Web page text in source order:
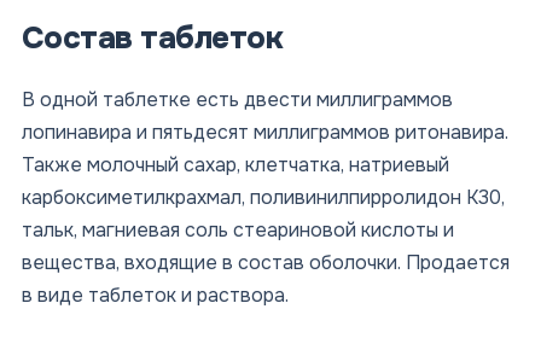
Состав таблеток
В одной таблетке есть двести миллиграммов
лопинавира и пятьдесят миллиграммов ритонавира.
Также молочный сахар, клетчатка, натриевый
карбоксиметилкрахмал, поливинилпирролидон К30,
тальк, магниевая соль стеариновой кислоты и
вещества, входящие в состав оболочки. Продается
в виде таблеток и раствора.